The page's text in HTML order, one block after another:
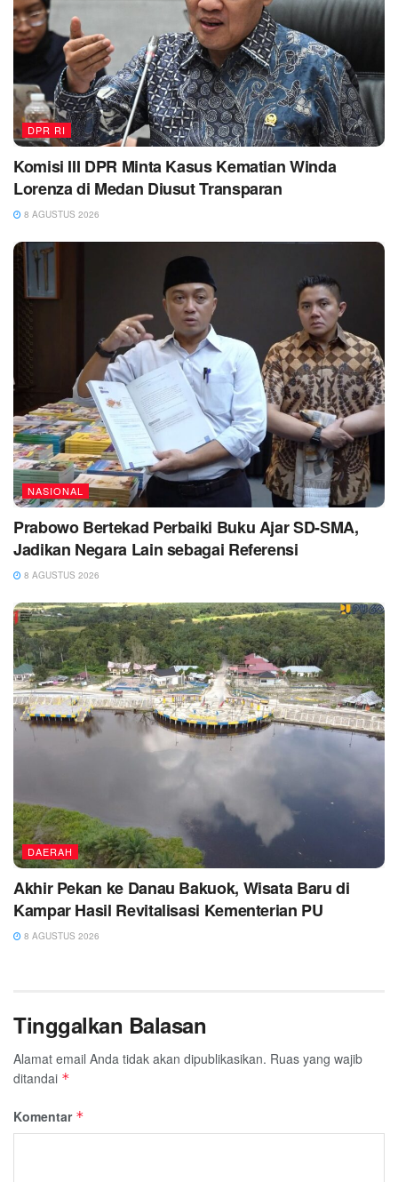
DPR RI
Komisi III DPR Minta Kasus Kematian Winda
Lorenza di Medan Diusut Transparan
8 AGUSTUS 2026
NASIONAL
Prabowo Bertekad Perbaiki Buku Ajar SD-SMA,
Jadikan Negara Lain sebagai Referensi
8 AGUSTUS 2026
DAERAH
Akhir Pekan ke Danau Bakuok, Wisata Baru di
Kampar Hasil Revitalisasi Kementerian PU
8 AGUSTUS 2026
Tinggalkan Balasan
Alamat email Anda tidak akan dipublikasikan. Ruas yang wajib
ditandai *
Komentar *